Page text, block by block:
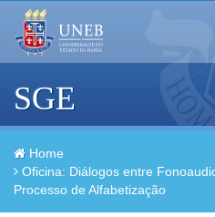
SGE
Home
Oficina: Diálogos entre
Processo de Alfabetização